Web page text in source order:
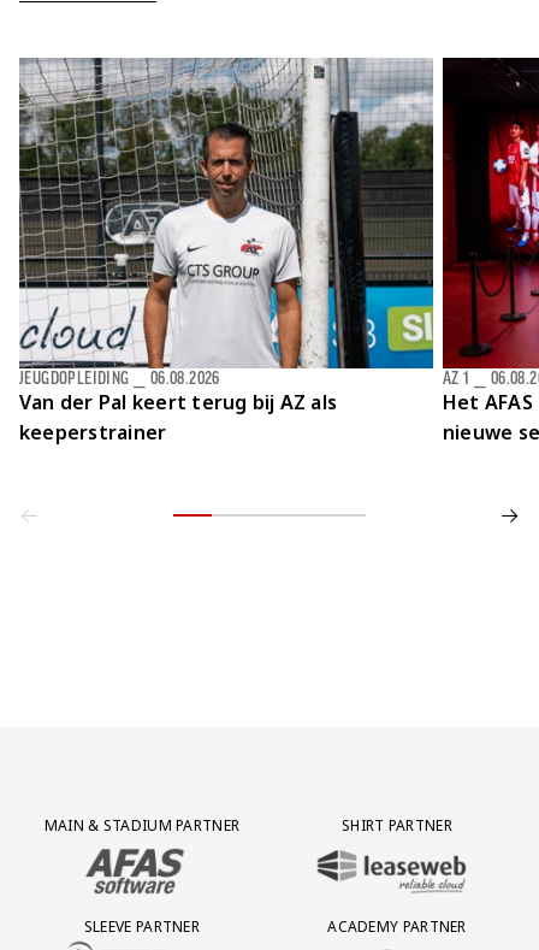
Van der Pal keert terug bij AZ als
keeperstrainer
JEUGDOPLEIDING 06.08.2026
Het
nieuwe
AZ 1
Partner Logos Grid
MAIN & STADIUM PARTNER
BEZOEK ONZE MAIN & STADIUM PARTNER AFAS SOFTWARE
SHIRT PARTNER
BEZOEK ONZE SHIRT PARTNER
SLEEVE PARTNER
ACADEMY PARTNER